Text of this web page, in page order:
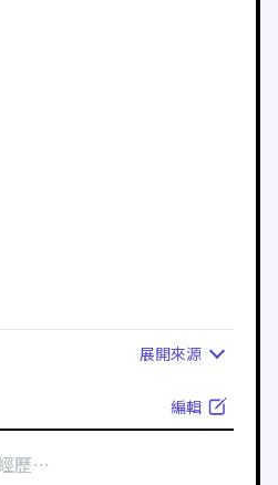
展開來源
編輯
歷⋯